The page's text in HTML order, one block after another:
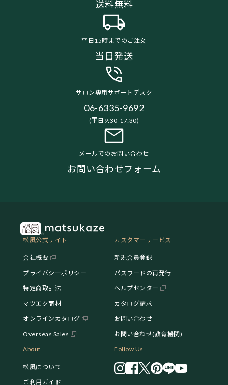
送料無料
平日15時までのご注文
当日発送
サロン専用サポートデスク
06-6335-9692
(平日9:30-17:30)
メールでのお問い合わせ
お問い合わせフォーム
松風公式サイト
会社概要
プライバシーポリシー
特定商取引法
マツエク商材
オンラインカタログ
Overseas Sales
カスタマーサービス
新規会員登録
パスワードの再発行
ヘルプセンター
カタログ請求
お問い合わせ
お問い合わせ(教育機関)
About
松風について
ご利用ガイド
Follow Us